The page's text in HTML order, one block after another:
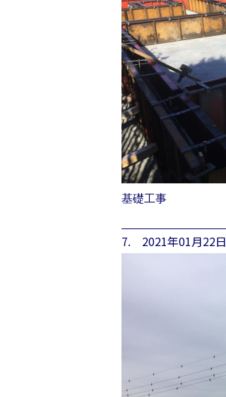
基礎工事
7. 2021年01月22日